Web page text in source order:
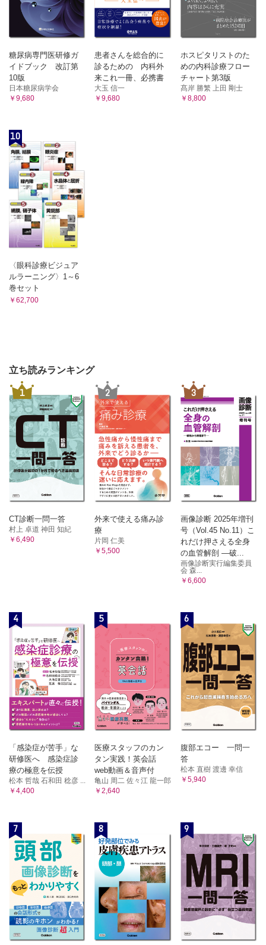
糖尿病専門医研修ガ
イドブック 改訂第
10版
日本糖尿病学会
￥9,680
患者さんを総合的に
診るための 内科外
来これ一冊、必携書
大玉 信一
￥9,680
ホスピタリストのた
めの内科診療フロー
チャート第3版
髙岸 勝繁 上田 剛士
￥8,800
10
〈眼科診療ビジュア
ルラーニング〉1～6
巻セット
￥62,700
立ち読みランキング
1
CT診断一問一答
村上 卓道 神田 知紀
￥6,490
2
外来で使える痛み診
療
片岡 仁美
￥5,500
3
画像診断 2025年増刊
号（Vol.45 No.11）こ
れだけ押さえる全身
の血管解剖 ―破...
画像診断実行編集委員
会 森...
￥6,600
4
「感染症が苦手」な
研修医へ 感染症診
療の極意を伝授
松本 哲哉 石和田 稔彦 ...
￥4,400
5
医療スタッフのカン
タン実践！英会話
web動画＆音声付
亀山 周二 佐々江 龍一郎
￥2,640
6
腹部エコー 一問一
答
松本 直樹 渡邊 幸信
￥5,940
7 8 9